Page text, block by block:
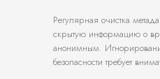
Регулярная очистка
скрытую информацию о
анонимным.
безопасности требует